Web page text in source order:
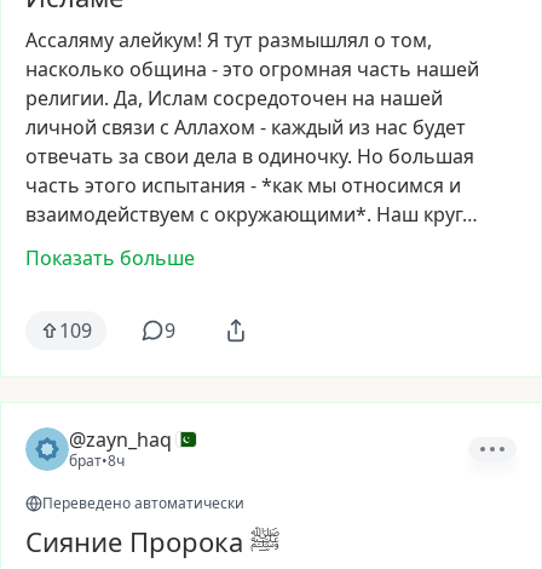
Ассалямуалейкум! Я тут размышлял о том,
насколько община -это огромная часть нашей
религии. Да, Ислам сосредоточен на нашей
личной связи с Аллахом - каждый из нас будет
отвечать за свои дела в одиночку. Но большая
часть этого испытания -*как мы относимся и
взаимодействуем с окружающими*. Наш круг…
Показать больше
109 9
@zayn_haq
брат•8ч
Переведено автоматически
Сияние Пророка ﷺ